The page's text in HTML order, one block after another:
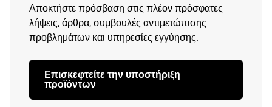
Αποκτήστε πρόσβαση στις πλέον πρόσφατες
λήψεις, άρθρα, συμβουλές αντιμετώπισης
προβλημάτων και υπηρεσίες εγγύησης.
Επισκεφτείτε την υποστήριξη
προϊόντων